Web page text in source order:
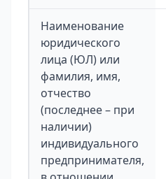
Наименование
юридического
лица (ЮЛ) или
фамилия, имя,
отчество
(последнее – при
наличии)
индивидуального
предпринимателя,